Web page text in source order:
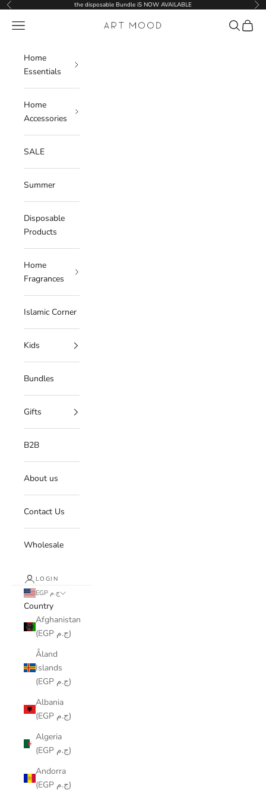
Skip to content
Previous the disposable Bundle iS NOW AVAILABLE
ART MOOD
Navigation menu Search
Cart
Home
Essentials
Home
Accessories
SALE
Summer
Disposable
Products
Home
Fragrances
Islamic Corner
Kids
Bundles
Gifts
B2B
About us
Contact Us
Wholesale
LOGIN
EGP ج.م
Country
Afghanistan
(EGP ج.م)
Åland
Islands
(EGP ج.م)
Albania
(EGP ج.م)
Algeria
(EGP ج.م)
Andorra
(EGP ج.م)